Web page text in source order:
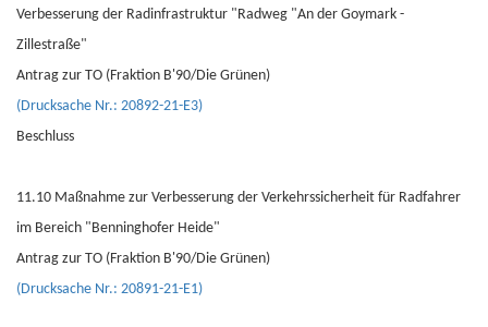
Verbesserung der Radinfrastruktur "Radweg "An der Goymark -
Zillestraße"
Antrag zur TO (Fraktion B'90/Die Grünen)
(Drucksache Nr.: 20892-21-E3)
Beschluss
11.10 Maßnahme zur Verbesserung der Verkehrssicherheit für Radfahrer
im Bereich "Benninghofer Heide"
Antrag zur TO (Fraktion B'90/Die Grünen)
(Drucksache Nr.: 20891-21-E1)